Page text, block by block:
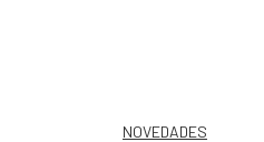
NOVEDADES